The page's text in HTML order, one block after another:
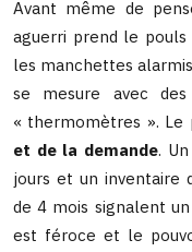
Avant même de
aguerri prend le
les manchettes
se mesure avec
« thermomètres ».
et de la demande.
jours et un inventaire
de 4 mois signalent un
est féroce et le